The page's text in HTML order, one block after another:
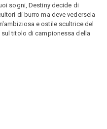
sogni, Destiny decide di
di burro ma deve vedersela
e ostile scultrice del
sul titolo di campionessa della